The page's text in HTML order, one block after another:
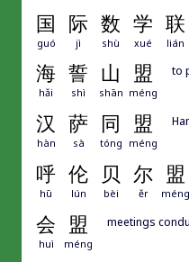
国 际 数 学 联
guó jì shù xué lián
海 誓 山 盟
hǎi shì shān méng
to
汉 萨 同 盟
hàn sà tóng méng
呼 伦 贝 尔 盟
hū lún bèi ěr méng
会 盟
huì méng
meetings